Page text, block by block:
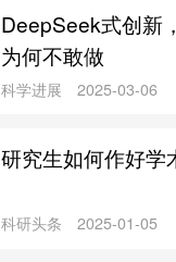
论文写作
论文写作
DeepSeek式创新
为何不敢做
研究生如何作好学